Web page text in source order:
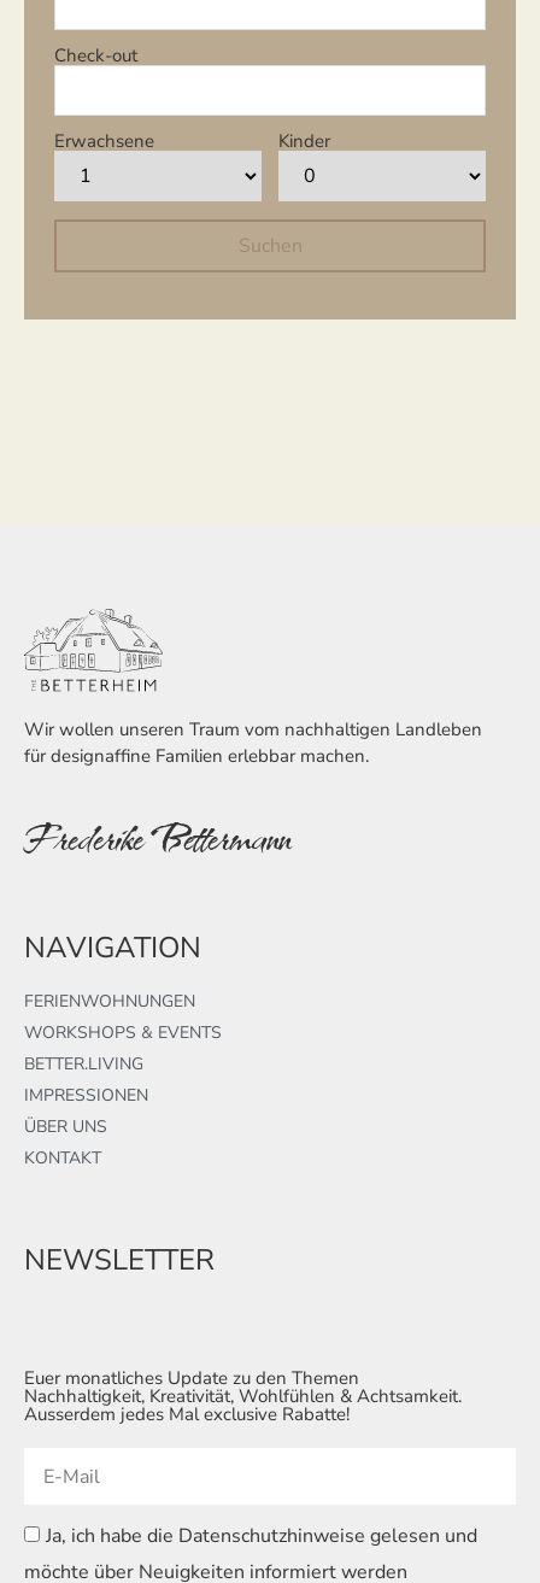
Check-out
Erwachsene Kinder
Wir wollen unseren Traum vom nachhaltigen Landleben
für designaffine Familien erlebbar machen.
Frederike Bettermann
NAVIGATION
FERIENWOHNUNGEN
WORKSHOPS & EVENTS
BETTER.LIVING
IMPRESSIONEN
ÜBER UNS
KONTAKT
NEWSLETTER
Euer monatliches Update zu den Themen
Nachhaltigkeit, Kreativität, Wohlfühlen & Achtsamkeit.
Ausserdem jedes Mal exclusive Rabatte!
Ja, ich habe die Datenschutzhinweise gelesen und
möchte über Neuigkeiten informiert werden